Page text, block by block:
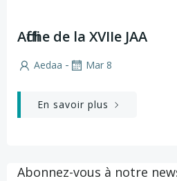
Affiche de la XVIIe JAA
Aedaa - Mar 8
En savoir plus
Abonnez-vous à notre